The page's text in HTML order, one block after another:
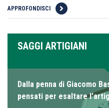
APPROFONDISCI
SAGGI ARTIGIANI
Dalla penna di Giacomo
pensati per esaltare